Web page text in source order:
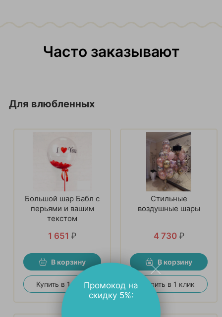
Часто заказывают
Для влюбленных
Большой шар Бабл с
перьями и вашим
текстом
1 651 ₽
В корзину
Купить в 1 клик
Стильные
воздушные шары
4 730 ₽
В корзину
Купить в 1 клик
Промокод на
скидку 5%: